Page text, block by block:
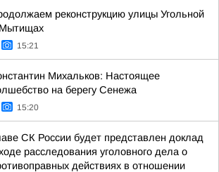
реконструкцию улицы Угольной
15:21
Михальков: Настоящее
на берегу Сенежа
15:20
СК России будет представлен доклад
расследования уголовного дела о
действиях в отношении